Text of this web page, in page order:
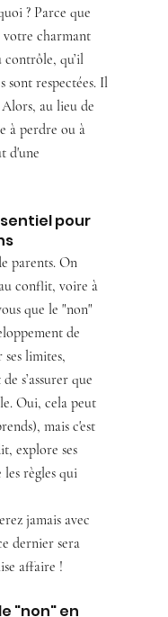
? Parce que
votre charmant
contrôle, qu’il
sont respectées. Il
au lieu de
à perdre ou à
d'une
pour
parents. On
conflit, voire à
que le "non"
de
ses limites,
s’assurer que
Oui, cela peut
mais c'est
explore ses
règles qui
jamais avec
dernier sera
affaire !
"non" en